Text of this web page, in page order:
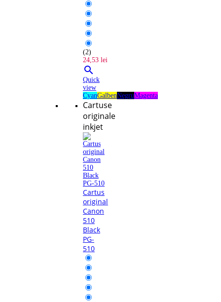
(2)
24,53 lei

Quick
view
CyanGalbenNegruMagenta
Cartuse
originale
inkjet
Cartus
original
Canon
510
Black
PG-
510